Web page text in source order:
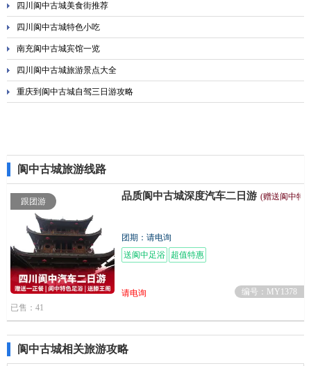
四川阆中古城美食街推荐
四川阆中古城特色小吃
南充阆中古城宾馆一览
四川阆中古城旅游景点大全
重庆到阆中古城自驾三日游攻略
阆中古城旅游线路
跟团游 品质阆中古城深度汽车二日游 (赠送阆中特
团期：请电询
送阆中足浴
超值特惠
请电询
编号：MY1378
已售：41
阆中古城相关旅游攻略